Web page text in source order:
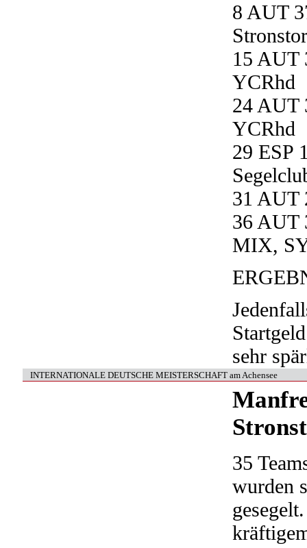
8 AUT
15 AUT
YCRhd
24 AUT
YCRhd
29 ESP
31 AUT
36 AUT
MIX,
sehr
INTERNATIONALE DEUTSCHE MEISTERSCHAFT am Achensee
35
wurden